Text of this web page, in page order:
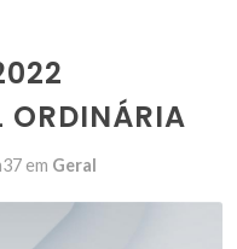
ORDINÁRIA
em Geral